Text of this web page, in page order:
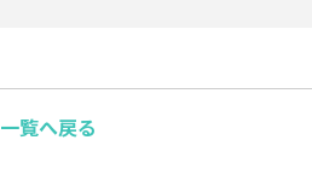
一覧へ戻る